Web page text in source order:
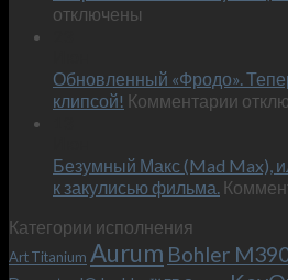
отключены
Обновленный «Фродо».
клипсой! Комментарии к
и
Безумный Макс (Mad Max),
к закулисью фильма.
Категории исполнения
Art Titanium Aurum Bohler